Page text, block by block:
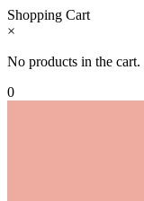
Shopping Cart
×
No products in the cart.
0